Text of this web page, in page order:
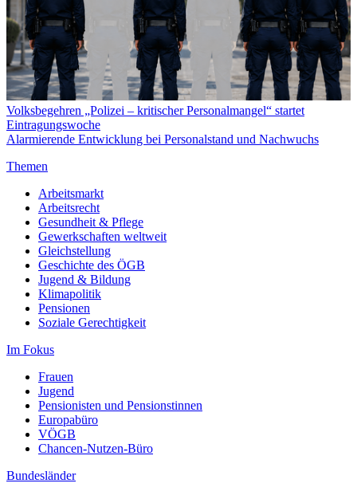
Volksbegehren „Polizei – kritischer Personalmangel“ startet
Eintragungswoche
Alarmierende Entwicklung bei Personalstand und Nachwuchs
Themen
Arbeitsmarkt
Arbeitsrecht
Gesundheit & Pflege
Gewerkschaften weltweit
Gleichstellung
Geschichte des ÖGB
Jugend & Bildung
Klimapolitik
Pensionen
Soziale Gerechtigkeit
Im Fokus
Frauen
Jugend
Pensionisten und Pensionstinnen
Europabüro
VÖGB
Chancen-Nutzen-Büro
Bundesländer